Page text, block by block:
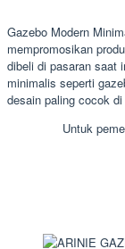
Gazebo Modern
mempromosikan
dibeli di pasaran saat
minimalis seperti
desain paling cocok
Untuk